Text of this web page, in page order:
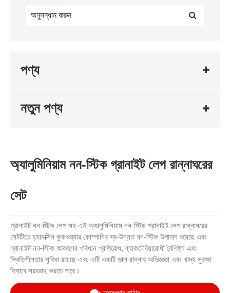
পণ্য
নতুন পণ্য
অ্যালুমিনিয়াম নন-স্টিক গ্রানাইট লেপ রান্নাঘরের
সেট
গ্রানাইট নন-স্টিক লেপ সহ এই অ্যালুমিনিয়াম নন-স্টিক গ্রানাইট লেপ রান্নাঘরের
সেটটিতে হ্যানক্সিন কুকওয়্যার কোম্পানির স্ব-উন্নত নন-স্টিক উপাদান রয়েছে এবং
গ্রানাইট নন-স্টিক আবরণের পরিধান প্রতিরোধ, ব্যাকটেরিয়ারোধী বৈশিষ্ট্য এবং
স্থিতিশীলতার সুবিধা রয়েছে এবং এটি একটি ভাল রান্নার অভিজ্ঞতা এবং খাদ্য সুরক্ষা
হিসাবে সরবরাহ করতে পারে।